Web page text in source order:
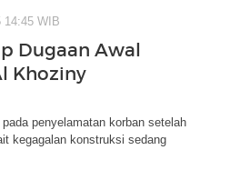
14:45 WIB
Dugaan Awal
Khoziny
penyelamatan korban setelah
kegagalan konstruksi sedang